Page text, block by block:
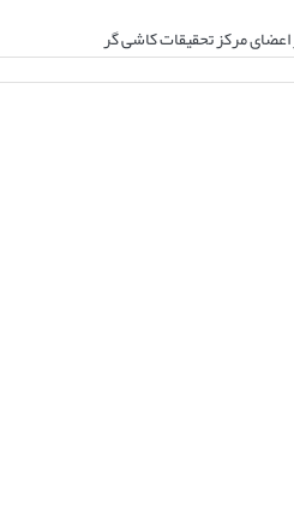
اعضای مرکز تحقیقات کاشی گر